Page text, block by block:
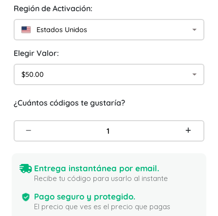
Región de Activación:
Estados Unidos
Elegir Valor:
$50.00
¿Cuántos códigos te gustaría?
Entrega instantánea por email.
Recibe tu código para usarlo al instante
Pago seguro y protegido.
El precio que ves es el precio que pagas